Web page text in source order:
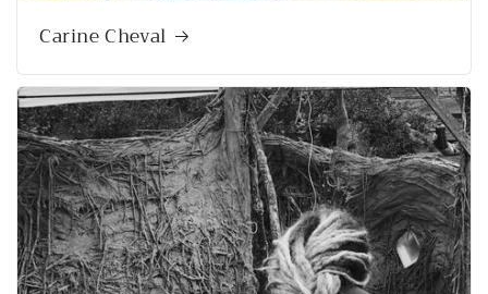
Carine Cheval